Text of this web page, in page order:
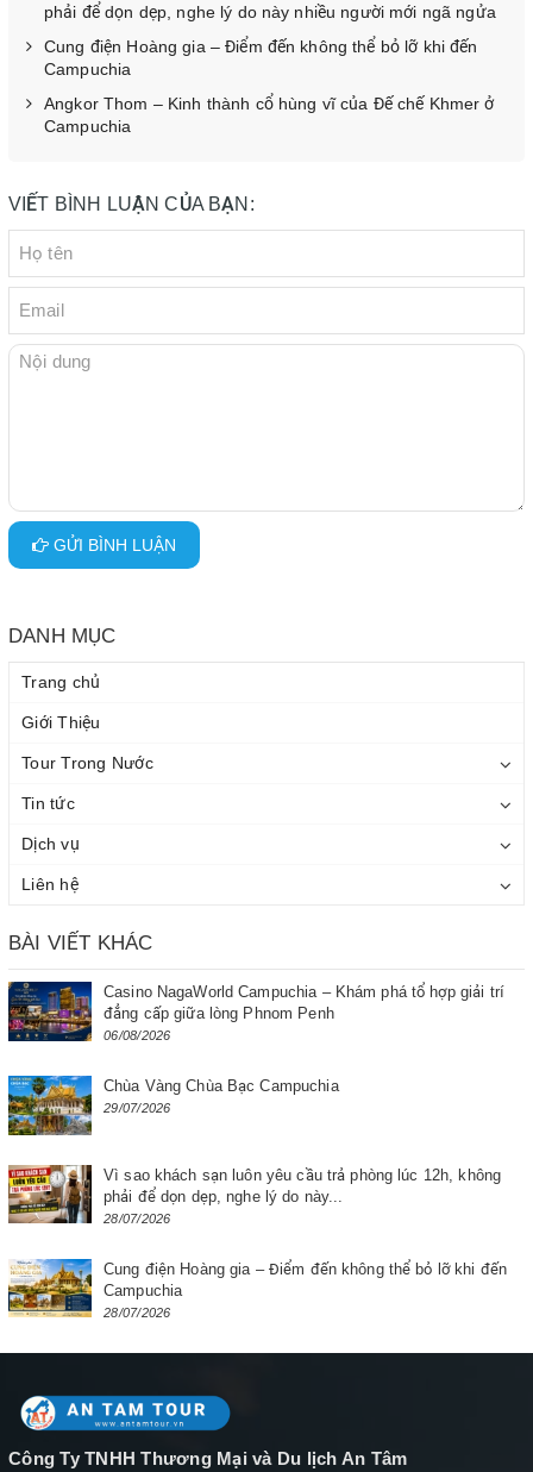
phải để dọn dẹp, nghe lý do này nhiều người mới ngã ngửa
Cung điện Hoàng gia – Điểm đến không thể bỏ lỡ khi đến
Campuchia
Angkor Thom – Kinh thành cổ hùng vĩ của Đế chế Khmer ở
Campuchia
VIẾT BÌNH LUẬN CỦA BẠN:
GỬI BÌNH LUẬN
DANH MỤC
Trang chủ
Giới Thiệu
Tour Trong Nước
Tin tức
Dịch vụ
Liên hệ
BÀI VIẾT KHÁC
Casino NagaWorld Campuchia – Khám phá tổ hợp giải trí
đẳng cấp giữa lòng Phnom Penh
06/08/2026
Chùa Vàng Chùa Bạc Campuchia
29/07/2026
Vì sao khách sạn luôn yêu cầu trả phòng lúc 12h, không
phải để dọn dẹp, nghe lý do này...
28/07/2026
Cung điện Hoàng gia – Điểm đến không thể bỏ lỡ khi đến
Campuchia
28/07/2026
Công Ty TNHH Thương Mại và Du lịch An Tâm